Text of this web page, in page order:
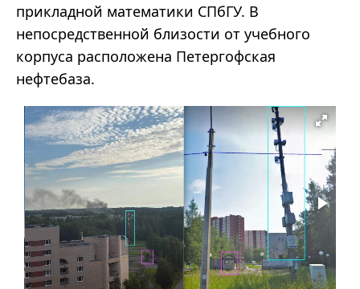
прикладной математики СПбГУ. В
непосредственной близости от учебного
корпуса расположена Петергофская
нефтебаза.